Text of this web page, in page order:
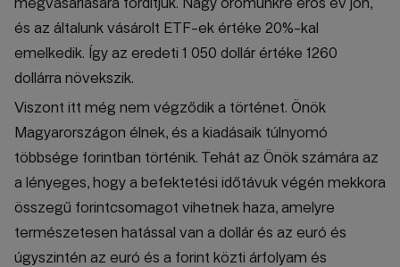
és az általunk vásárolt ETF-ek értéke 20%-kal
emelkedik. Így az eredeti 1 050 dollár értéke 1260
dollárra növekszik.
Viszont itt még nem végződik a történet. Önök
Magyarországon élnek, és a kiadásaik túlnyomó
többsége forintban történik. Tehát az Önök számára az
a lényeges, hogy a befektetési időtávuk végén mekkora
összegű forintcsomagot vihetnek haza, amelyre
természetesen hatással van a dollár és az euró és
úgyszintén az euró és a forint közti árfolyam és